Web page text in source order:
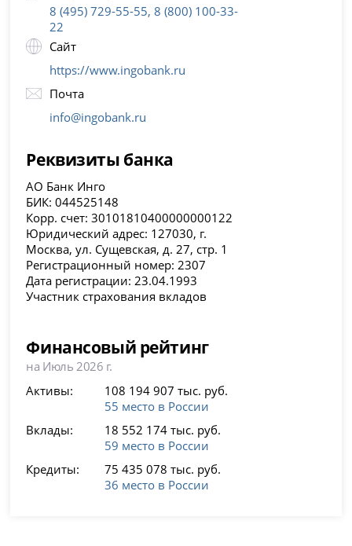
8 (495) 729-55-55, 8 (800) 100-33-
22
Сайт
https://www.ingobank.ru
Почта
info@ingobank.ru
Реквизиты банка
АО Банк Инго
БИК: 044525148
Корр. счет: 30101810400000000122
Юридический адрес: 127030, г.
Москва, ул. Сущевская, д. 27, стр. 1
Регистрационный номер: 2307
Дата регистрации: 23.04.1993
Участник страхования вкладов
Финансовый рейтинг
на Июль 2026 г.
Активы:
108 194 907 тыс. руб.
55 место в России
Вклады:
18 552 174 тыс. руб.
59 место в России
Кредиты:
75 435 078 тыс. руб.
36 место в России